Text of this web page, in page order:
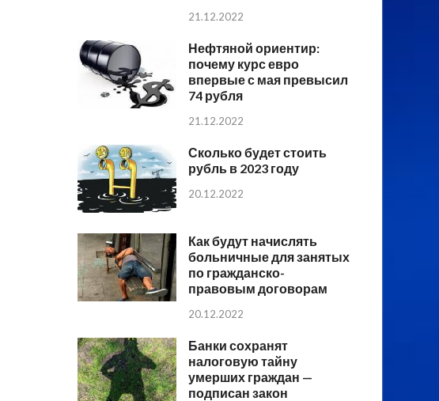
21.12.2022
Нефтяной ориентир:
почему курс евро
впервые с мая превысил
74 рубля
21.12.2022
Сколько будет стоить
рубль в 2023 году
20.12.2022
Как будут начислять
больничные для занятых
по гражданско-
правовым договорам
20.12.2022
Банки сохранят
налоговую тайну
умерших граждан —
подписан закон